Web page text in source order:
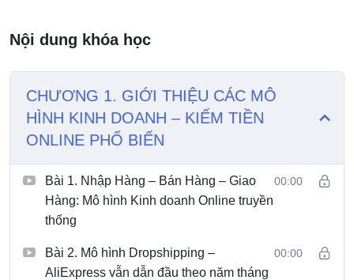
Nội dung khóa học
CHƯƠNG 1. GIỚI THIỆU CÁC MÔ
HÌNH KINH DOANH – KIẾM TIỀN
ONLINE PHỔ BIẾN
Bài 1. Nhập Hàng – Bán Hàng – Giao
Hàng: Mô hình Kinh doanh Online truyền
thống
00:00
Bài 2. Mô hình Dropshipping –
AliExpress vẫn dẫn đầu theo năm tháng
00:00